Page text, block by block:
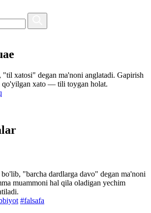
xatosi" degan ma'noni anglatadi. Gapirish
xato — tili toygan holat.
"barcha dardlarga davo" degan ma'noni
muammoni hal qila oladigan yechim
#falsafa